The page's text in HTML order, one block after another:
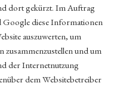
dort gekürzt. Im Auftrag
Google diese Informationen
auszuwerten, um
zusammenzustellen und um
der Internetnutzung
dem Websitebetreiber